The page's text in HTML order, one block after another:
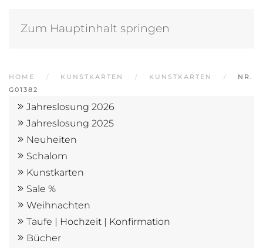
Zum Hauptinhalt springen
HOME KUNSTKARTEN KUNSTKARTEN
NR.
G01382
Jahreslosung 2026
Jahreslosung 2025
Neuheiten
Schalom
Kunstkarten
Sale %
Weihnachten
Taufe | Hochzeit | Konfirmation
Bücher